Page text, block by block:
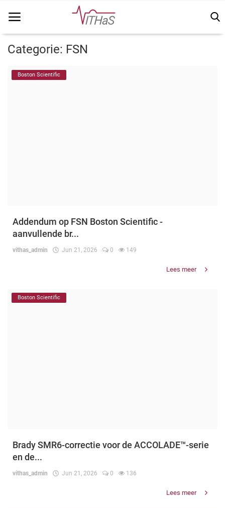
Home
Registreer
Categorie: FSN
Boston Scientific
Addendum op FSN Boston Scientific -
aanvullende br...
vithas_admin Jun 21, 2026 0 149
Lees meer
Boston Scientific
Brady SMR6-correctie voor de ACCOLADE™-serie
en de...
vithas_admin Jun 21, 2026 0 136
Lees meer